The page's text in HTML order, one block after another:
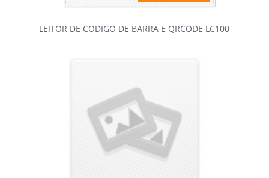
LEITOR DE CODIGO DE BARRA E QRCODE LC100